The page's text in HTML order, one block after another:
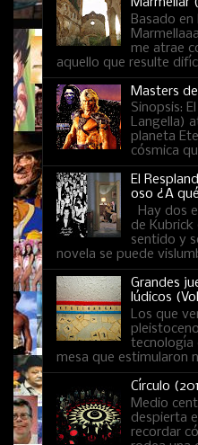
Basado en
me atrae
aquello que resulte
Masters
Sinopsis:
Langella)
planeta
cósmica
El
oso ¿A
Hay dos
de Kubrick
sentido y
novela se puede
Grandes
lúdicos
Los que
tecnología
mesa que estimularon
Círculo
Medio
despierta
recordar